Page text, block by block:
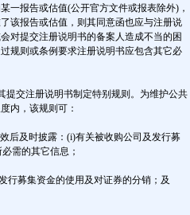
一报告或估值(公开官方文件或报表除外)，
该报告或估值，则其同意函也应与注册说
对提交注册说明书的备案人造成不当的困
规则或条例要求注册说明书应包含其它必
提交注册说明书制定特别规则。为维护公共
内，该规则可：
后及时披露：(i)有关被收购公司及发行募
需的其它信息；
行募集资金的使用及对证券的分销；及